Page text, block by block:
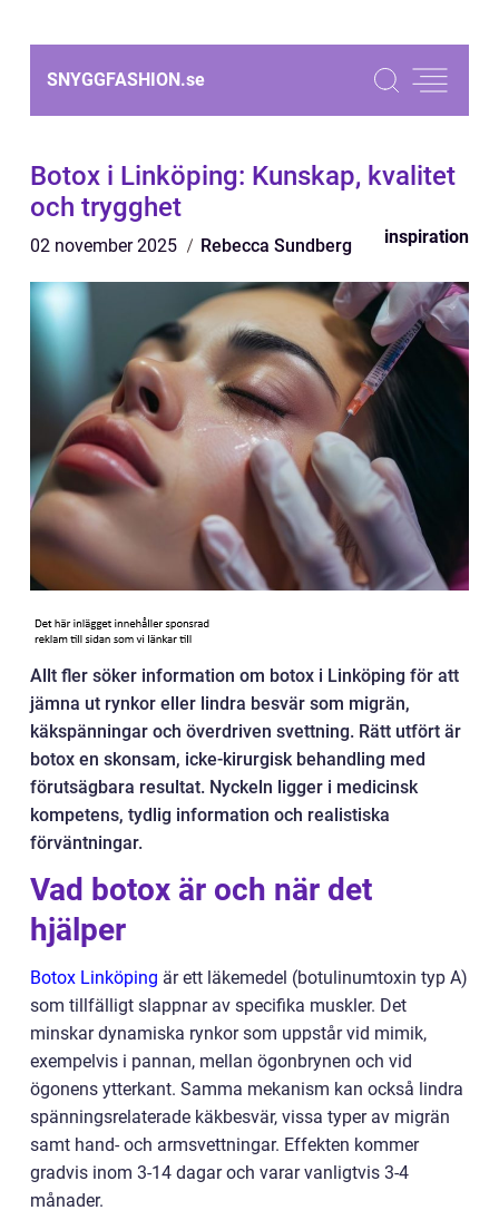
SNYGGFASHION.se
Botox i Linköping: Kunskap, kvalitet
och trygghet
02 november 2025 Rebecca Sundberg inspiration
Allt fler söker information om botox i Linköping för att
jämna ut rynkor eller lindra besvär som migrän,
käkspänningar och överdriven svettning. Rätt utfört är
botox en skonsam, icke-kirurgisk behandling med
förutsägbara resultat. Nyckeln ligger i medicinsk
kompetens, tydlig information och realistiska
förväntningar.
Vad botox är och när det
hjälper
Botox Linköping är ett läkemedel (botulinumtoxin typ A)
som tillfälligt slappnar av specifika muskler. Det
minskar dynamiska rynkor som uppstår vid mimik,
exempelvis i pannan, mellan ögonbrynen och vid
ögonens ytterkant. Samma mekanism kan också lindra
spänningsrelaterade käkbesvär, vissa typer av migrän
samt hand- och armsvettningar. Effekten kommer
gradvis inom 3-14 dagar och varar vanligtvis 3-4
månader.